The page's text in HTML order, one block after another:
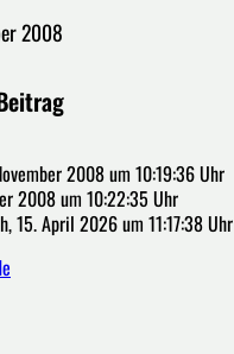
2008
2008 um 10:19:36 Uhr
2008 um 10:22:35 Uhr
15. April 2026 um 11:17:38 Uhr